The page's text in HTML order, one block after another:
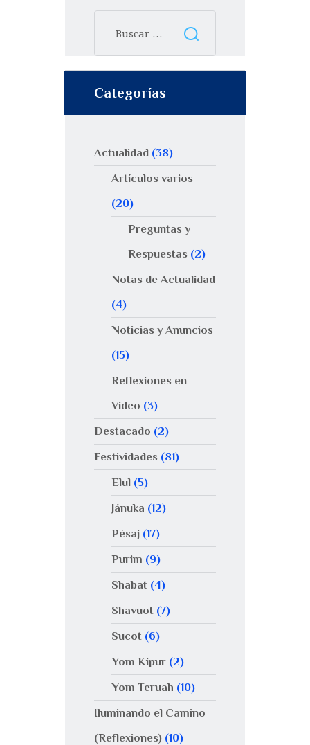
Categorías
Actualidad (38)
Artículos varios
(20)
Preguntas y
Respuestas (2)
Notas de Actualidad
(4)
Noticias y Anuncios
(15)
Reflexiones en
Video (3)
Destacado (2)
Festividades (81)
Elul(5)
Jánuka (12)
Pésaj(17)
Purim (9)
Shabat (4)
Shavuot (7)
Sucot (6)
Yom Kipur(2)
Yom Teruah (10)
Iluminando el Camino
(Reflexiones) (10)